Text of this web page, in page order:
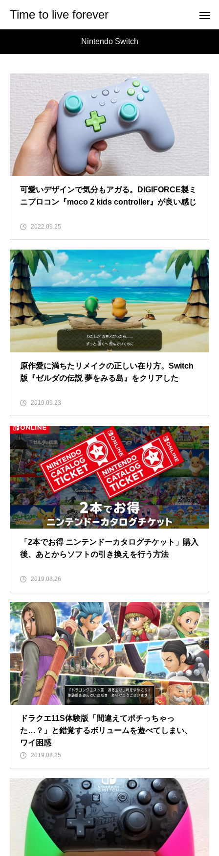
Time to live forever
Nintendo Switch
可愛いデザインで気分もアガる。DIGIFORCE製ミ
ニプロコン『moco 2 kids controller』が良い感じ
2022.09.25
原作愛に満ちたリメイクの正しい在り方。Switch
版『ゼルダの伝説 夢をみる島』をクリアした
2019.09.23
「2本でお得 ニンテンドーカタログチケット」購入
後、あとからソフトの引き換えを行う方法
2019.08.26
ドラクエ11S体験版「間違えてポチっちゃっ
た…？」と錯覚するボリュームを遊べてしまい、
ワイ困惑
2019.08.25